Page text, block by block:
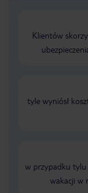
Klientów
tyle wyniósł
w przypadku tylu
wakacji w